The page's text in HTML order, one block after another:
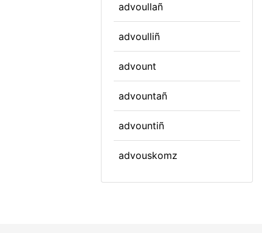
advoullañ
advoulliñ
advount
advountañ
advountiñ
advouskomz